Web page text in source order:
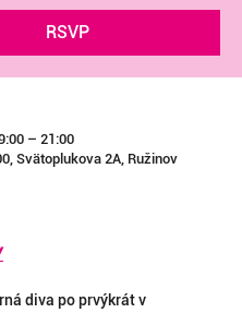
RSVP
– 21:00
Svätoplukova 2A, Ružinov
diva po prvýkrát v